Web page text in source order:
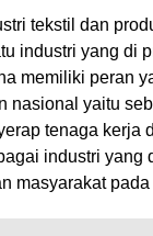
tekstil dan
industri yang di
memiliki peran
nasional yaitu
tenaga kerja
industri yang
masyarakat